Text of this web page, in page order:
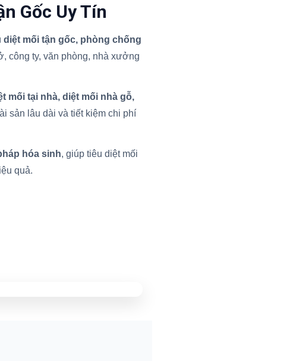
Gốc Uy Tín
diệt mối tận gốc, phòng chống
công ty, văn phòng, nhà xưởng
mối tại nhà, diệt mối nhà gỗ,
sản lâu dài và tiết kiệm chi phí
hóa sinh, giúp tiêu diệt mối
quả.